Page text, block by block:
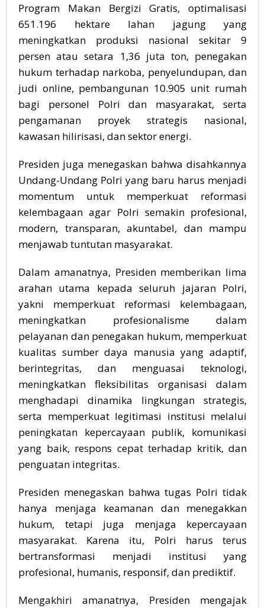
Program Makan Bergizi Gratis, optimalisasi
651.196 hektare lahan jagung yang
meningkatkan produksi nasional sekitar 9
persen atau setara 1,36 juta ton, penegakan
hukum terhadap narkoba, penyelundupan, dan
judi online, pembangunan 10.905 unit rumah
bagi personel Polri dan masyarakat, serta
pengamanan proyek strategis nasional,
kawasan hilirisasi, dan sektor energi.
Presiden juga menegaskan bahwa disahkannya
Undang-Undang Polri yang baru harus menjadi
momentum untuk memperkuat reformasi
kelembagaan agar Polri semakin profesional,
modern, transparan, akuntabel, dan mampu
menjawab tuntutan masyarakat.
Dalam amanatnya, Presiden memberikan lima
arahan utama kepada seluruh jajaran Polri,
yakni memperkuat reformasi kelembagaan,
meningkatkan profesionalisme dalam
pelayanan dan penegakan hukum, memperkuat
kualitas sumber daya manusia yang adaptif,
berintegritas, dan menguasai teknologi,
meningkatkan fleksibilitas organisasi dalam
menghadapi dinamika lingkungan strategis,
serta memperkuat legitimasi institusi melalui
peningkatan kepercayaan publik, komunikasi
yang baik, respons cepat terhadap kritik, dan
penguatan integritas.
Presiden menegaskan bahwa tugas Polri tidak
hanya menjaga keamanan dan menegakkan
hukum, tetapi juga menjaga kepercayaan
masyarakat. Karena itu, Polri harus terus
bertransformasi menjadi institusi yang
profesional, humanis, responsif, dan prediktif.
Mengakhiri amanatnya, Presiden mengajak